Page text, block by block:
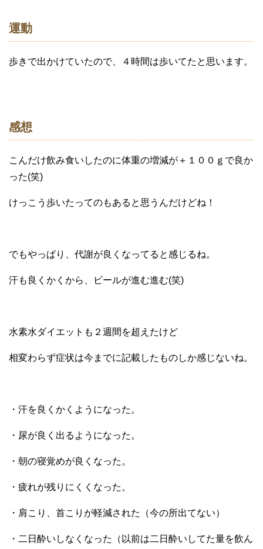
運動
歩きで出かけていたので、４時間は歩いてたと思います。
感想
こんだけ飲み食いしたのに体重の増減が＋１００ｇで良か
った(笑)
けっこう歩いたってのもあると思うんだけどね！
でもやっぱり、代謝が良くなってると感じるね。
汗も良くかくから、ビールが進む進む(笑)
水素水ダイエットも２週間を超えたけど
相変わらず症状は今までに記載したものしか感じないね。
・汗を良くかくようになった。
・尿が良く出るようになった。
・朝の寝覚めが良くなった。
・疲れが残りにくくなった。
・肩こり、首こりが軽減された（今の所出てない）
・二日酔いしなくなった（以前は二日酔いしてた量を飲ん